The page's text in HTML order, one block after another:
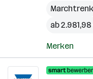
Marchtrenk
ab
Merken